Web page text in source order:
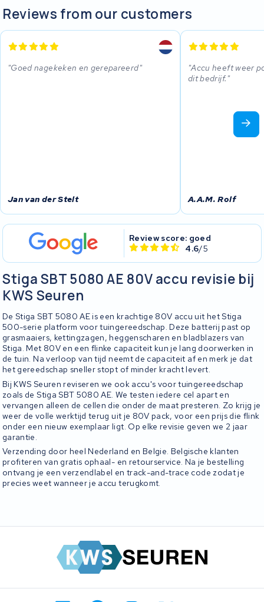
Reviews from our customers
Goed nagekeken en gerepareerd
Jan van der Stelt
Accu heeft weer
dit bedrijf.
A.A.M. Rolf
Review score: goed
4.6/5
Stiga SBT 5080 AE 80V accu revisie bij
KWS Seuren
De Stiga SBT 5080 AE is een krachtige 80V accu uit het Stiga
500-serie platform voor tuingereedschap. Deze batterij past op
grasmaaiers, kettingzagen, heggenscharen en bladblazers van
Stiga. Met 80V en een flinke capaciteit kun je lang doorwerken in
de tuin. Na verloop van tijd neemt de capaciteit af en merk je dat
het gereedschap sneller stopt of minder kracht levert.
Bij KWS Seuren reviseren we ook accu's voor tuingereedschap
zoals de Stiga SBT 5080 AE. We testen iedere cel apart en
vervangen alleen de cellen die onder de maat presteren. Zo krijg je
weer de volle werktijd terug uit je 80V pack, voor een prijs die flink
onder een nieuw exemplaar ligt. Op elke revisie geven we 2 jaar
garantie.
Verzending door heel Nederland en Belgie. Belgische klanten
profiteren van gratis ophaal- en retourservice. Na je bestelling
ontvang je een verzendlabel en track-and-trace code zodat je
precies weet wanneer je accu terugkomt.